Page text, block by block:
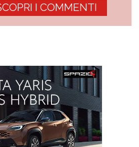
I COMMENTI